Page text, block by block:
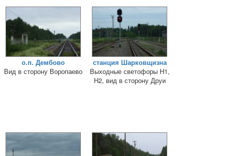
о.п. Дембово
Вид в сторону Воропаево
станция Шарковщизна
Выходные светофоры Н1,
Н2, вид в сторону Друи